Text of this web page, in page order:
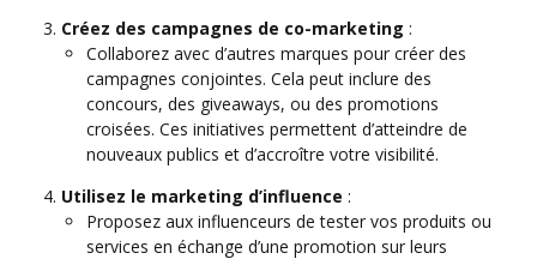
Créez des campagnes de co-marketing :
Collaborez avec d’autres marques pour créer des
campagnes conjointes. Cela peut inclure des
concours, des giveaways, ou des promotions
croisées. Ces initiatives permettent d’atteindre de
nouveaux publics et d’accroître votre visibilité.
Utilisez le marketing d’influence :
Proposez aux influenceurs de tester vos produits ou
services en échange d’une promotion sur leurs